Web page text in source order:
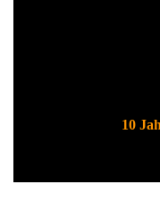
10